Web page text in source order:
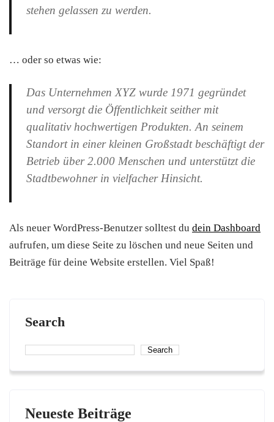
stehen gelassen zu werden.
… oder so etwas wie:
Das Unternehmen XYZ wurde 1971 gegründet
und versorgt die Öffentlichkeit seither mit
qualitativ hochwertigen Produkten. An seinem
Standort in einer kleinen Großstadt beschäftigt der
Betrieb über 2.000 Menschen und unterstützt die
Stadtbewohner in vielfacher Hinsicht.
Als neuer WordPress-Benutzer solltest du dein Dashboard
aufrufen, um diese Seite zu löschen und neue Seiten und
Beiträge für deine Website erstellen. Viel Spaß!
Search
Search
Neueste Beiträge